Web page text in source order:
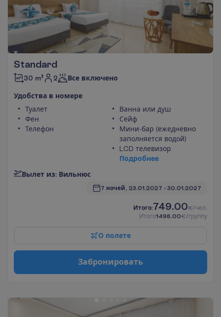
Standard
30 m² 2 Все включено
Удобства в номере
Туалет
Фен
Телефон
Ванна или душ
Сейф
Мини-бар (ежедневно
заполняется водой)
LCD телевизор
Подробнее
Вылет из: Вильнюс
7 ночей, 23.01.2027 - 30.01.2027
Итого:749.00€/чел.
Итого1498.00€/группу
О полете
Забронировать